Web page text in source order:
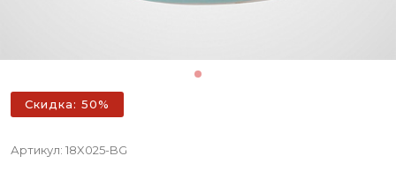
Скидка: 50%
Артикул: 18X025-BG